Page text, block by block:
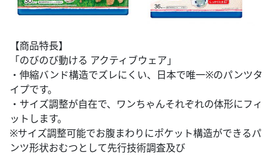
【商品特長】
「のびのび動ける アクティブウェア」
・伸縮バンド構造でズレにくい、日本で唯一※のパンツタ
イプです。
・サイズ調整が自在で、ワンちゃんそれぞれの体形にフィ
ットします。
※サイズ調整可能でお腹まわりにポケット構造ができるパ
ンツ形状おむつとして先行技術調査及び